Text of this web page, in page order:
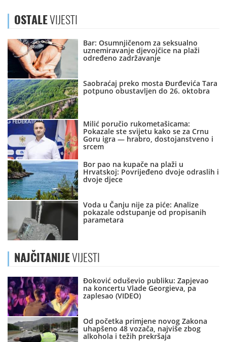
OSTALEVIJESTI
Bar: Osumnjičenom za seksualno
uznemiravanje djevojčice na plaži
određeno zadržavanje
Saobraćaj preko mosta Đurđevića Tara
potpuno obustavljen do 26. oktobra
Milić poručio rukometašicama:
Pokazale ste svijetu kako se za Crnu
Goru igra — hrabro, dostojanstveno i
srcem
Bor pao na kupače na plaži u
Hrvatskoj: Povrijeđeno dvoje odraslih i
dvoje djece
Voda u Čanju nije za piće: Analize
pokazale odstupanje od propisanih
parametara
NAJČITANIJEVIJESTI
Đoković oduševio publiku: Zapjevao
na koncertu Vlade Georgieva, pa
zaplesao (VIDEO)
Od početka primjene novog Zakona
uhapšeno 48 vozača, najviše zbog
alkohola i težih prekršaja